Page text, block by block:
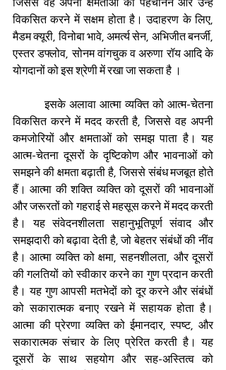
जिससे वह अपनी क्षमताओं को पहचानने और उन्हें
विकसित करने में सक्षम होता है। उदाहरण के लिए,
मैडम क्यूरी, विनोबा भावे, अमर्त्य सेन, अभिजीत बनर्जी,
एस्तर डफ्लोव, सोनम वांगचुक व अरुणा रॉय आदि के
योगदानों को इस श्रेणी में रखा जा सकता है ।
इसके अलावा आत्मा व्यक्ति को आत्म-चेतना
विकसित करने में मदद करती है, जिससे वह अपनी
कमजोरियों और क्षमताओं को समझ पाता है। यह
आत्म-चेतना दूसरों के दृष्टिकोण और भावनाओं को
समझने की क्षमता बढ़ाती है, जिससे संबंध मजबूत होते
हैं। आत्मा की शक्ति व्यक्ति को दूसरों की भावनाओं
और जरूरतों को गहराई से महसूस करने में मदद करती
है। यह संवेदनशीलता सहानुभूतिपूर्ण संवाद और
समझदारी को बढ़ावा देती है, जो बेहतर संबंधों की नींव
है। आत्मा व्यक्ति को क्षमा, सहनशीलता, और दूसरों
की गलतियों को स्वीकार करने का गुण प्रदान करती
है। यह गुण आपसी मतभेदों को दूर करने और संबंधों
को सकारात्मक बनाए रखने में सहायक होता है।
आत्मा की प्रेरणा व्यक्ति को ईमानदार, स्पष्ट, और
सकारात्मक संचार के लिए प्रेरित करती है। यह
दूसरों के साथ सहयोग और सह-अस्तित्व को